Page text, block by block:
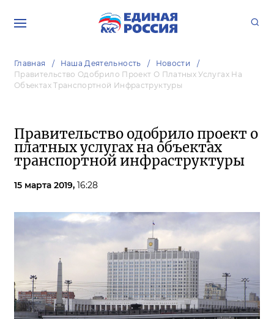
Главная Наша Деятельность
Новости
Правительство Одобрило Проект О Платных Услугах На
Объектах Транспортной Инфраструктуры
Правительство одобрило проект о
платных услугах на объектах
транспортной инфраструктуры
15 марта 2019, 16:28